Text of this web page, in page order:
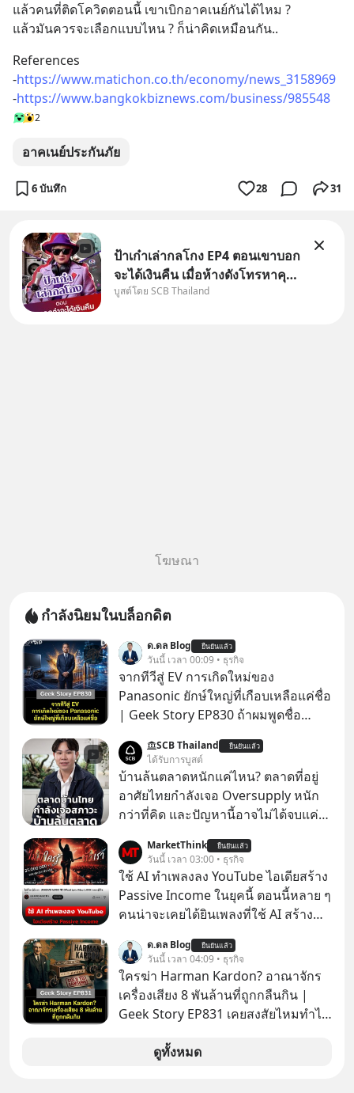
แล้วคนที่ติดโควิดตอนนี้ เขาเบิกอาคเนย์กันได้ไหม ?
แล้วมันควรจะเลือกแบบไหน ? ก็น่าคิดเหมือนกัน..
References
-https://www.matichon.co.th/economy/news_3158969
-https://www.bangkokbiznews.com/business/985548
2
อาคเนย์ประกันภัย
6 บันทึก 28 31
ป้าเก๋าเล่ากลโกง EP4 ตอนเขาบอก
จะได้เงินคืน เมื่อห้างดังโทรหาคุณ
วิยะดา แจ้งเรื่องเคลมสินค้าแล้ว
บูสต์โดย SCB Thailand
โฆษณา
กำลังนิยมในบล็อกดิต
ด.ดล Blog ยืนยันแล้ว
วันนี้ เวลา 00:09 • ธุรกิจ
จากทีวีสู่ EV การเกิดใหม่ของ
Panasonic ยักษ์ใหญ่ที่เกือบเหลือแค่ชื่อ
| Geek Story EP830 ถ้าผมพูดชื่อ
ถ่านไฟฉาย? ถ้าคุณยังคิดแบบนั้น แสดง
ว่าคุณกำลังพลาดเรื่องราวการ
‘Rebranding’ ที่ดุเดือดที่สุดใน
ประวัติศาสตร์ญี่ปุ่น! รู้หรือไม่ว่า ในวันที่
บาท Panasonic ตัดสินใจหักดิบ ทิ้ง
ตลาดเครื่องใช้ไฟฟ้าที่สู้ B2C ไม่ไหว
แล้วหันไปเดิมพันครั้งใหญ่กับ Tesla
และ Software Solutions จนวันนี้พวก
เขากลายเป็นกระดูกสันหลังของ
อุตสาหกรรม EV โลกไปแล้ว… พวกเขา
ทำได้อย่างไร เลือกฟังกันได้เลยนะครับ
อย่าลืมกด Follow ติดตาม PodCast
ช่อง Geek Forever’s Podcast ของผม
กันด้วยนะครับ 🎧 ฟังผ่าน Spotify :
ผ่าน Apple Podcast :
SCB Thailand ยืนยันแล้ว
ได้รับการบูสต์
บ้านล้นตลาดหนักแค่ไหน? ตลาดที่อยู่
อาศัยไทยกำลังเจอ Oversupply หนัก
กว่าที่คิด และปัญหานี้อาจไม่ได้จบแค่
ล้นตลาด #เศรษฐกิจไทย #EICAround
#SCBThailand สามารถดูคลิปที่
youtube ประกอบได้ที่ link :
https://youtube.com/shorts/-
MarketThink ยืนยันแล้ว
วันนี้ เวลา 03:00 • ธุรกิจ
ใช้ AI ทำเพลงลง YouTube ไอเดียสร้าง
Passive Income ในยุคนี้ ตอนนี้หลาย ๆ
คนน่าจะเคยได้ยินเพลงที่ใช้ AI สร้าง
รู้ตัวเรา” จากช่องชื่อว่า UNHEARD
MUSIC ที่ตอนนี้มียอดรับชมกว่า 26
ล้านครั้งแล้ว
ด.ดล Blog ยืนยันแล้ว
วันนี้ เวลา 04:09 • ธุรกิจ
ใครฆ่า Harman Kardon? อาณาจักร
เครื่องเสียง 8 พันล้านที่ถูกกลืนกิน |
Geek Story EP831 เคยสงสัยไหมทำไม
กล่องมือถือ? หรือลำโพง JBL ถึงวางขาย
ดูทั้งหมด